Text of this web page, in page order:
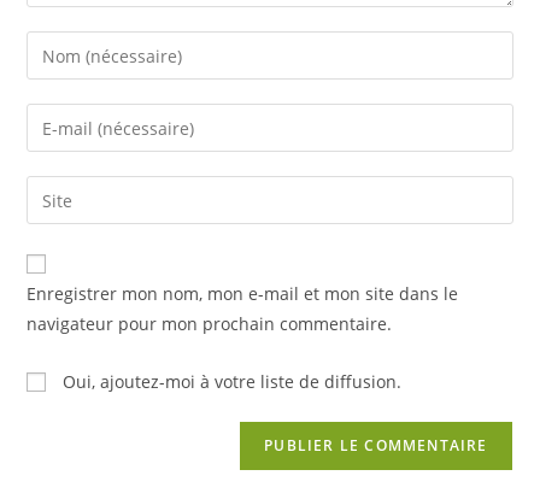
Enter
your
name
comment
Enter
your
email
address
comment
Saisir
l’URL
de
votre
(facultatif)
Enregistrer mon nom, mon e-mail et mon site dans le
navigateur pour mon prochain commentaire.
Oui, ajoutez-moi à votre liste de diffusion.